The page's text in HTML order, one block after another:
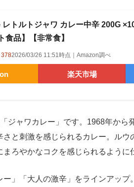
トルトジャワ カレー中辛 200G
食品】【非常食】
3782026/03/26 11:51時点｜Amazon調べ
楽天市場
ャワカレー」です。1968年から
と刺激を感じられるカレー。ルウ
ろやかなコクを感じられるように
」「大人の激辛」をラインアップ